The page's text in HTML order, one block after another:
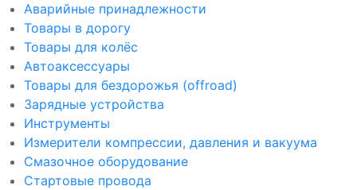
Аварийные принадлежности
Товары в дорогу
Товары для колёс
Автоаксессуары
Товары для бездорожья (offroad)
Зарядные устройства
Инструменты
Измерители компрессии, давления и вакуума
Смазочное оборудование
Стартовые провода